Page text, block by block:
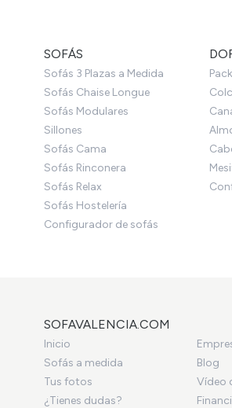
SOFÁS
Sofás 3 Plazas a Medida
Sofás Chaise Longue
Sofás Modulares
Sillones
Sofás Cama
Sofás Rinconera
Sofás Relax
Sofás Hostelería
Configurador de sofás
SOFAVALENCIA.COM
Inicio
Sofás a medida
Blog
Tus fotos
Vídeo
¿Tienes dudas?